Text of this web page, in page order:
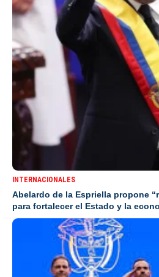
INTERNACIONALES
Abelardo de la Espriella propone
para fortalecer el Estado y la